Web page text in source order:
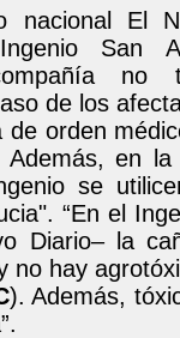
nacional El
San
no
de los
orden
en
se
“En el
Diario– la
no hay
). Además,